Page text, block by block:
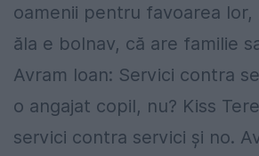
oamenii pentru favoarea lor,
ăla e bolnav, că are familie
Avram Ioan: Servici contra
o angajat copil, nu? Kiss
servici contra servici și no.